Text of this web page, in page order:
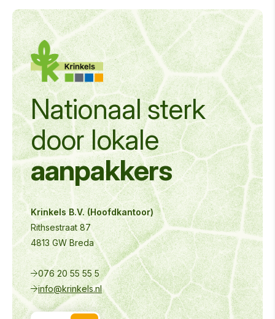
Nationaal sterk
doorlokale
aanpakkers
Krinkels B.V. (Hoofdkantoor)
Rithsestraat 87
4813 GW Breda
076 20 55 55 5
info@krinkels.nl